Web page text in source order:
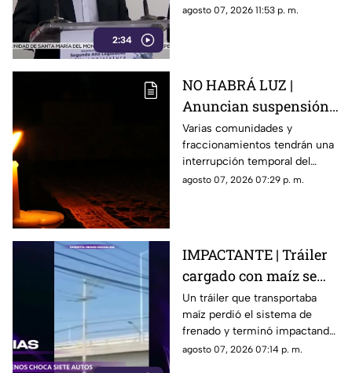
2:34
cuando es utilizada por
investigación contra el
exgobernador
agosto 07, 2026 11:53 p. m.
NO HABRÁ LUZ |
Anuncian suspensión
del suministro eléctrico
en Querétaro; estás
serán las zonas
afectadas
Varias comunidades y
fraccionamientos tendrán una
interrupción temporal del
servicio eléctrico durante
agosto 07, 2026 07:29 p. m.
IMPACTANTE | Tráiler
cargado con maíz se
queda sin frenos y
embiste a siete
vehículos
Un tráiler que transportaba
maíz perdió el sistema de
frenado y terminó impactando
a siete vehículos que
agosto 07, 2026 07:14 p. m.